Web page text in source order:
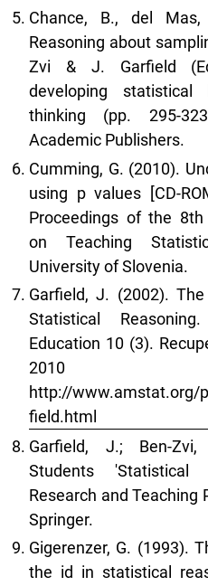
Chance, B., del
Reasoning about
Zvi & J. Garfield
developing statistical
thinking (pp. 295-
Academic Publishers.
Cumming, G. (2010).
using p values [CD-
Proceedings of the
on Teaching
University of Slovenia.
Garfield, J. (2002).
Statistical
Education 10 (3).
http://www.amstat.org/
field.html
Garfield, J.; Ben-
Students 'Statistical
Research and Teaching
Springer.
Gigerenzer, G. (1993).
the id in statistical